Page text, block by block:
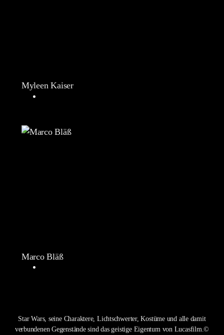
Myleen Kaiser
Marco Bläß
Star Wars, seine Charaktere, Lichtschwerter, Kostüme und alle damit
verbundenen Gegenstände sind das geistige Eigentum von Lucasfilm.©